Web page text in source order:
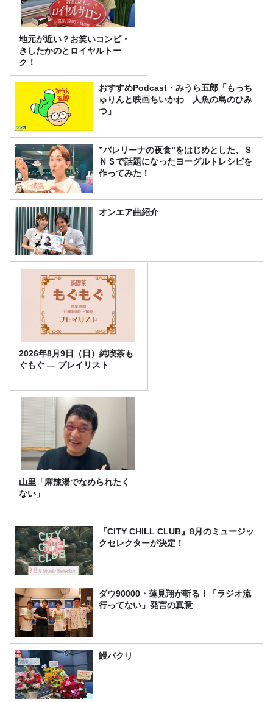
地元が近い？お笑いコンビ・
きしたかのとロイヤルトー
ク！
おすすめPodcast・みうら五郎「もっち
ゅりんと映画ちいかわ 人魚の島のひみ
つ」
”バレリーナの夜食”をはじめとした、Ｓ
ＮＳで話題になったヨーグルトレシピを
作ってみた！
オンエア曲紹介
2026年8月9日（日）純喫茶も
ぐもぐ ― プレイリスト
山里「麻辣湯でなめられたく
ない」
『CITY CHILL CLUB』8月のミュージッ
クセレクターが決定！
ダウ90000・蓮見翔が斬る！「ラジオ流
行ってない」発言の真意
鰻パクリ